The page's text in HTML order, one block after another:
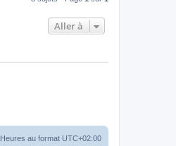
Aller à
Heures au format UTC+02:00